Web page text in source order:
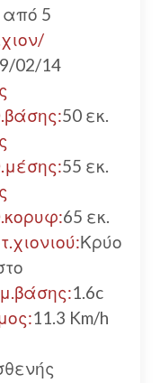
από 5
02/14
50 εκ.
55 εκ.
65 εκ.
Κρύο
1.6c
11.3 Km/h